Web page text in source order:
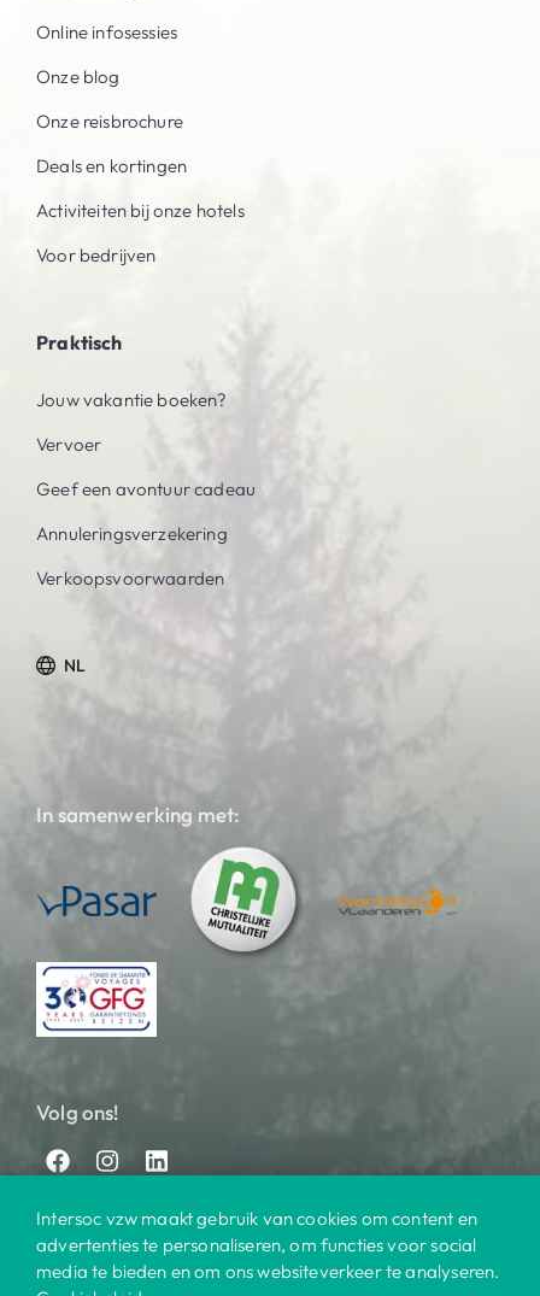
Online infosessies
Onze blog
Onze reisbrochure
Deals en kortingen
Activiteiten bij onze hotels
Voor bedrijven
Praktisch
Jouw vakantie boeken?
Vervoer
Geef een avontuur cadeau
Annuleringsverzekering
Verkoopsvoorwaarden
NL
In samenwerking met:
Volg ons!
Intersoc vzw maakt gebruik van cookies om content en
advertenties te personaliseren, om functies voor social
media te bieden en om ons websiteverkeer te analyseren.